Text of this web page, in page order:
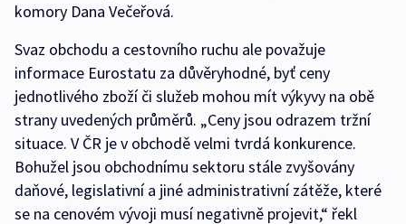
komory Dana Večeřová.
Svaz obchodu a cestovního ruchu ale považuje
informace Eurostatu za důvěryhodné, byť ceny
jednotlivého zboží či služeb mohou mít výkyvy na obě
strany uvedených průměrů. „Ceny jsou odrazem tržní
situace. V ČR je v obchodě velmi tvrdá konkurence.
Bohužel jsou obchodnímu sektoru stále zvyšovány
daňové, legislativní a jiné administrativní zátěže, které
se na cenovém vývoji musí negativně projevit,“ řekl